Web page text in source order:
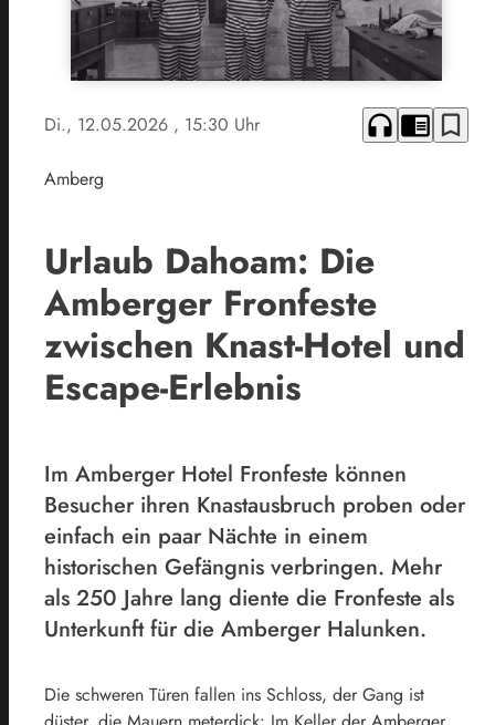
Di., 12.05.2026 , 15:30 Uhr headphones chrome_reader_mode bookmark_border
Amberg
Urlaub Dahoam: Die
Amberger Fronfeste
zwischen Knast-Hotel und
Escape-Erlebnis
Im Amberger Hotel Fronfeste können
Besucher ihren Knastausbruch proben oder
einfach ein paar Nächte in einem
historischen Gefängnis verbringen. Mehr
als 250 Jahre lang diente die Fronfeste als
Unterkunft für die Amberger Halunken.
Die schweren Türen fallen ins Schloss, der Gang ist